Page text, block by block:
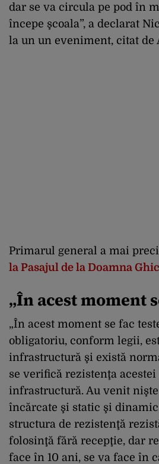
dar se va circula pe pod în
începe şcoala”, a declarat
la un un eveniment, citat de
Primarul general a mai
la Pasajul de la Doamna
„În acest moment
„În acest moment se fac
obligatoriu, conform legii,
infrastructură şi există
se verifică rezistenţa
infrastructură. Au venit
încărcate şi static şi
structura de rezistenţă
folosinţă fără recepţie, dar
face în 10 ani, se va face în